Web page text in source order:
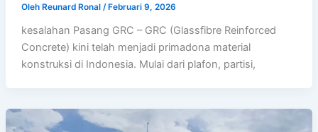
Oleh Reunard Ronal / Februari 9, 2026
kesalahan Pasang GRC – GRC (Glassfibre Reinforced
Concrete) kini telah menjadi primadona material
konstruksi di Indonesia. Mulai dari plafon, partisi,